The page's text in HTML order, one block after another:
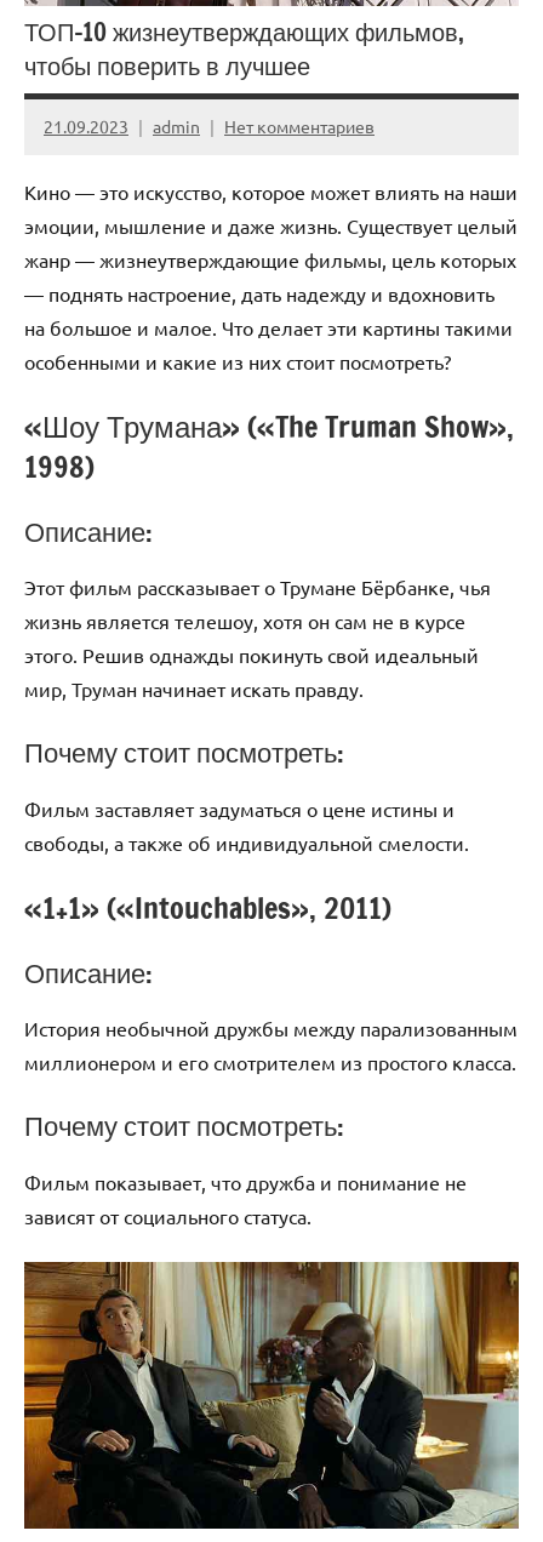
ТОП-10 жизнеутверждающих фильмов,
чтобы поверить в лучшее
21.09.2023 admin Нет комментариев
Кино — это искусство, которое может влиять на наши
эмоции, мышление и даже жизнь. Существует целый
жанр — жизнеутверждающие фильмы, цель которых
— поднять настроение, дать надежду и вдохновить
на большое и малое. Что делает эти картины такими
особенными и какие из них стоит посмотреть?
«Шоу Трумана» («The Truman Show»,
1998)
Описание:
Этот фильм рассказывает о Трумане Бёрбанке, чья
жизнь является телешоу, хотя он сам не в курсе
этого. Решив однажды покинуть свой идеальный
мир, Труман начинает искать правду.
Почему стоит посмотреть:
Фильм заставляет задуматься о цене истины и
свободы, а также об индивидуальной смелости.
«1+1» («Intouchables», 2011)
Описание:
История необычной дружбы между парализованным
миллионером и его смотрителем из простого класса.
Почему стоит посмотреть:
Фильм показывает, что дружба и понимание не
зависят от социального статуса.